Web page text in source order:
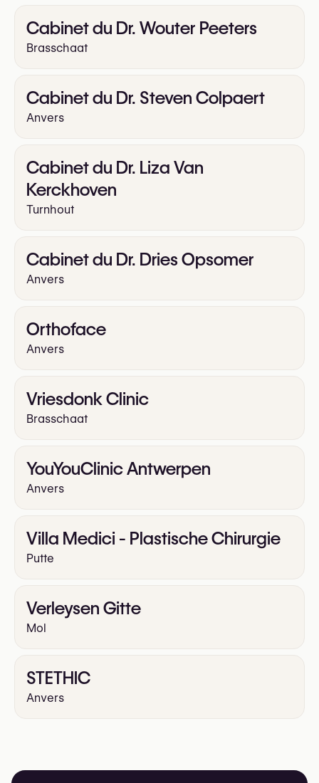
Cabinet du Dr. Wouter Peeters
Brasschaat
Cabinet du Dr. Steven Colpaert
Anvers
Cabinet du Dr. Liza Van
Kerckhoven
Turnhout
Cabinet du Dr. Dries Opsomer
Anvers
Orthoface
Anvers
Vriesdonk Clinic
Brasschaat
YouYouClinic Antwerpen
Anvers
Villa Medici - Plastische Chirurgie
Putte
Verleysen Gitte
Mol
STETHIC
Anvers